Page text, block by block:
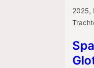
2025,